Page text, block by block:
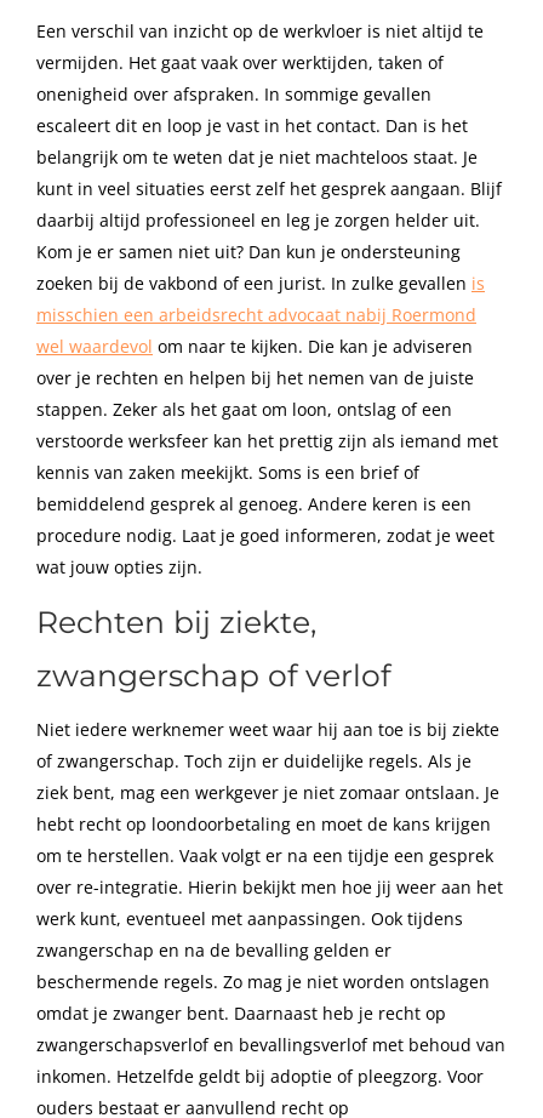
Een verschil van inzicht op de werkvloer is niet altijd te
vermijden. Het gaat vaak over werktijden, taken of
onenigheid over afspraken. In sommige gevallen
escaleert dit en loop je vast in het contact. Dan is het
belangrijk om te weten dat je niet machteloos staat. Je
kunt in veel situaties eerst zelf het gesprek aangaan. Blijf
daarbij altijd professioneel en leg je zorgen helder uit.
Kom je er samen niet uit? Dan kun je ondersteuning
zoeken bij de vakbond of een jurist. In zulke gevallen is
misschien een arbeidsrecht advocaat nabij Roermond
wel waardevol om naar te kijken. Die kan je adviseren
over je rechten en helpen bij het nemen van de juiste
stappen. Zeker als het gaat om loon, ontslag of een
verstoorde werksfeer kan het prettig zijn als iemand met
kennis van zaken meekijkt. Soms is een brief of
bemiddelend gesprek al genoeg. Andere keren is een
procedure nodig. Laat je goed informeren, zodat je weet
wat jouw opties zijn.
Rechten bij ziekte,
zwangerschap of verlof
Niet iedere werknemer weet waar hij aan toe is bij ziekte
of zwangerschap. Toch zijn er duidelijke regels. Als je
ziek bent, mag een werkgever je niet zomaar ontslaan. Je
hebt recht op loondoorbetaling en moet de kans krijgen
om te herstellen. Vaak volgt er na een tijdje een gesprek
over re-integratie. Hierin bekijkt men hoe jij weer aan het
werk kunt, eventueel met aanpassingen. Ook tijdens
zwangerschap en na de bevalling gelden er
beschermende regels. Zo mag je niet worden ontslagen
omdat je zwanger bent. Daarnaast heb je recht op
zwangerschapsverlof en bevallingsverlof met behoud van
inkomen. Hetzelfde geldt bij adoptie of pleegzorg. Voor
ouders bestaat er aanvullend recht op